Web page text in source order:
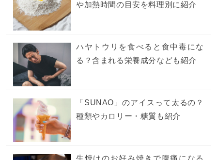
や加熱時間の目安を料理別に紹介
ハヤトウリを食べると食中毒にな
る？含まれる栄養成分なども紹介
「SUNAO」のアイスって太るの？
種類やカロリー・糖質も紹介